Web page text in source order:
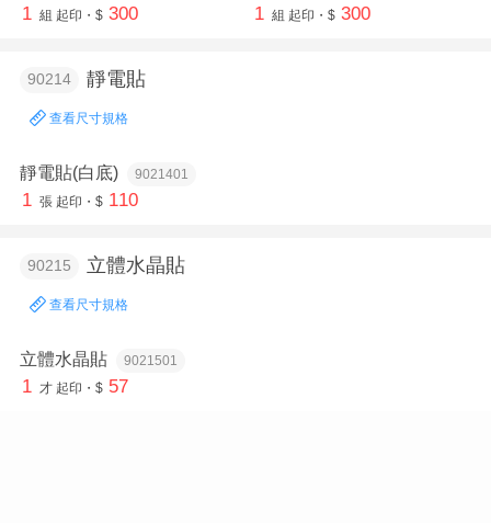
1 組 起印・$ 300 1 組 起印・$ 300
90214 靜電貼
查看尺寸規格
靜電貼(白底) 9021401
1 張 起印・$ 110
90215 立體水晶貼
查看尺寸規格
立體水晶貼 9021501
1 才 起印・$ 57